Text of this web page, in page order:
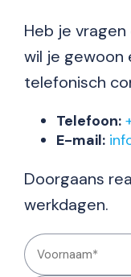
Heb je
wil je gewoon
telefonisch
Telefoon:
E-mail:
Doorgaans
werkdagen.